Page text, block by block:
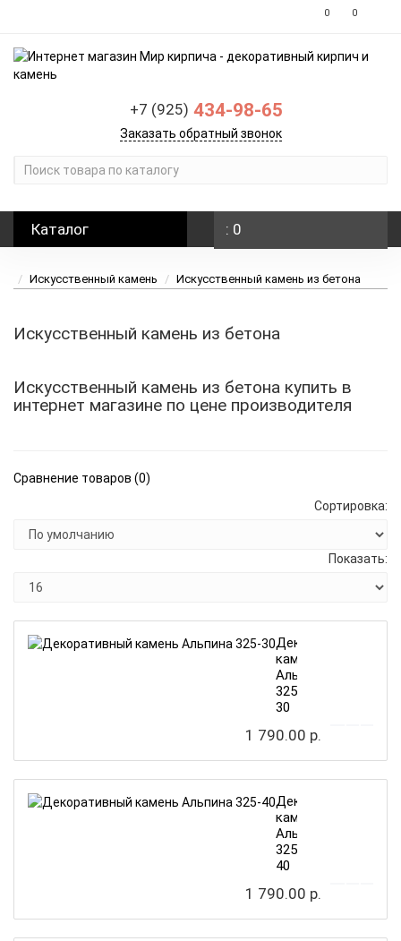
0 0
+7 (925) 434-98-65
Заказать обратный звонок
Каталог : 0
Искусственный камень Искусственный камень из бетона
Искусственный камень из бетона
Искусственный камень из бетона купить в
интернет магазине по цене производителя
Сравнение товаров (0)
Сортировка:
Показать:
Декоративный
камень
Альпина
325-
30
1 790.00 р.
Декоративный
камень
Альпина
325-
40
1 790.00 р.